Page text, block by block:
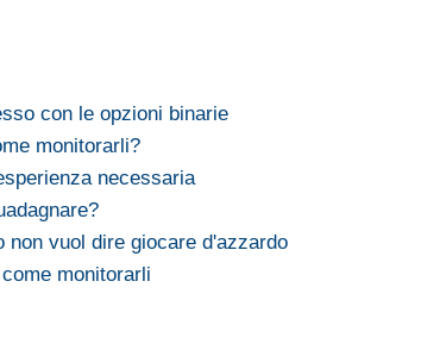
con le opzioni binarie
monitorarli?
necessaria
non vuol dire giocare d'azzardo
monitorarli